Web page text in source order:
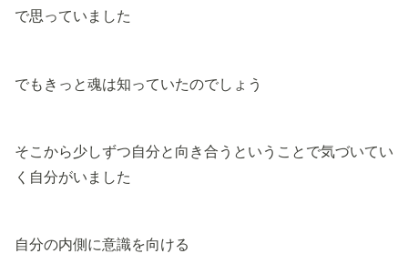
で思っていました
でもきっと魂は知っていたのでしょう
そこから少しずつ自分と向き合うということで気づいてい
く自分がいました
自分の内側に意識を向ける